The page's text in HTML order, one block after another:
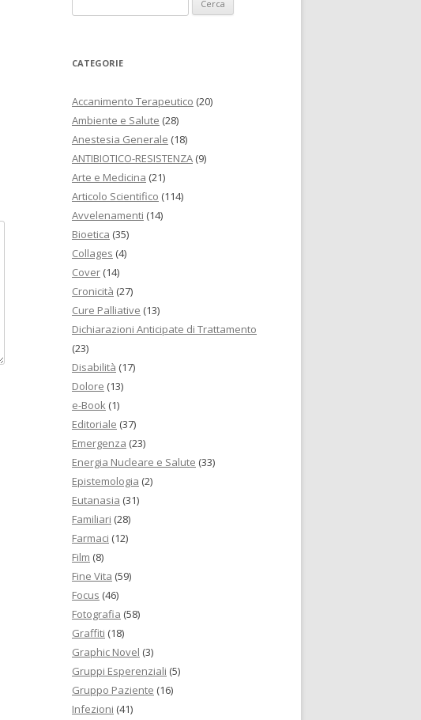
CATEGORIE
Accanimento Terapeutico (20)
Ambiente e Salute (28)
Anestesia Generale (18)
ANTIBIOTICO-RESISTENZA (9)
Arte e Medicina (21)
Articolo Scientifico (114)
Avvelenamenti (14)
Bioetica (35)
Collages (4)
Cover (14)
Cronicità (27)
Cure Palliative (13)
Dichiarazioni Anticipate di Trattamento
(23)
Disabilità (17)
Dolore (13)
e-Book (1)
Editoriale (37)
Emergenza (23)
Energia Nucleare e Salute (33)
Epistemologia (2)
Eutanasia (31)
Familiari (28)
Farmaci (12)
Film (8)
Fine Vita (59)
Focus (46)
Fotografia (58)
Graffiti (18)
Graphic Novel (3)
Gruppi Esperenziali (5)
Gruppo Paziente (16)
Infezioni (41)